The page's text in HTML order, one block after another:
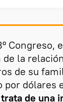
de la
de su
por dólares
de una